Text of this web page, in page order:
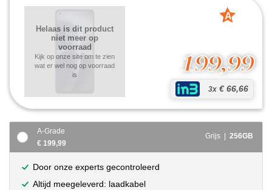
199,99
3x € 66,66
Helaas is dit product
niet meer op
voorraad
Kijk op onze site om te zien
wat er wel nog op voorraad
is
A
A-Grade
€ 199,99
Grijs | 256GB
Door onze experts gecontroleerd
Altijd meegeleverd: laadkabel